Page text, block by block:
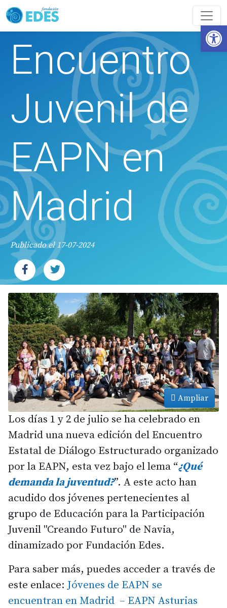
Abrir
Encuentro
Juvenil de
EAPN en
Madrid
Publicado el 17-07-2024
Ampliar
Los días 1 y 2 de julio se ha celebrado en
Madrid una nueva edición del Encuentro
Estatal de Diálogo Estructurado organizado
por la EAPN, esta vez bajo el lema “¿Qué
demanda la juventud?”. A este acto han
acudido dos jóvenes pertenecientes al
grupo de Educación para la Participación
Juvenil "Creando Futuro" de Navia,
dinamizado por Fundación Edes.
Para saber más, puedes acceder a través de
este enlace: Jóvenes de EAPN se
encuentran en Madrid – EAPN Asturias